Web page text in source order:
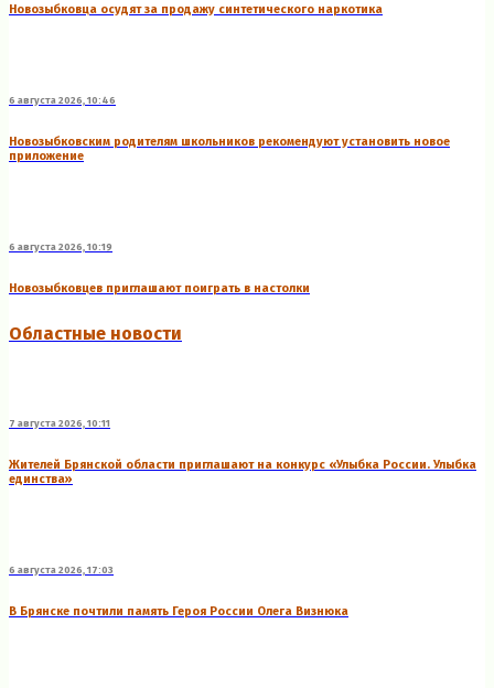
Новозыбковца осудят за продажу синтетического наркотика
6 августа 2026, 10:46
Новозыбковским родителям школьников рекомендуют установить новое
приложение
6 августа 2026, 10:19
Новозыбковцев приглашают поиграть в настолки
Областные новости
7 августа 2026, 10:11
Жителей Брянской области приглашают на конкурс «Улыбка России. Улыбка
единства»
6 августа 2026, 17:03
В Брянске почтили память Героя России Олега Визнюка